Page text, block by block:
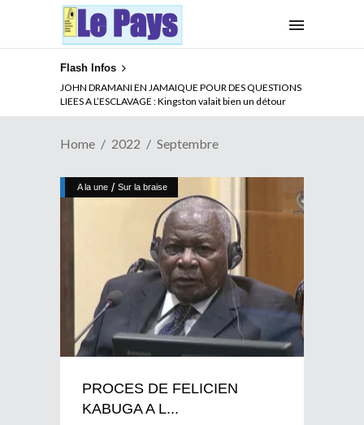
Flash Infos
JOHN DRAMANI EN JAMAIQUE POUR DES QUESTIONS
LIEES A L’ESCLAVAGE : Kingston valait bien un détour
Home 2022 Septembre
A la une / Sur la braise
PROCES DE FELICIEN
KABUGA A L...